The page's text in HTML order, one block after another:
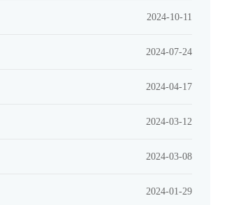
2024-10-11
2024-07-24
2024-04-17
2024-03-12
2024-03-08
2024-01-29